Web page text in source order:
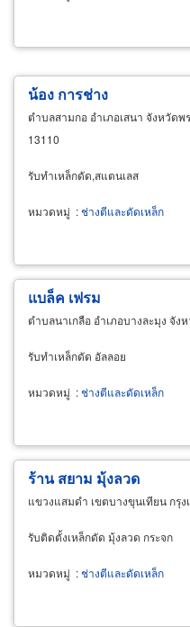
น้อง การช่าง
ตำบลสามกอ อำเภอเสนา จังหวัดพ
13110
รับทำเหล็กดัด,สแตนเลส
หมวดหมู่ :ช่างตีและดัดเหล็ก
แบล็ค เฟรม
ตำบลนาเกลือ อำเภอบางละมุง จัง
รับทำเหล็กดัด อัลลอย
หมวดหมู่ :ช่างตีและดัดเหล็ก
ร้าน สยาม มุ้งลวด
แขวงแสมดำ เขตบางขุนเทียน กรุ
รับติดตั้งเหล็กดัด มุ้งลวด กระจก
หมวดหมู่ :ช่างตีและดัดเหล็ก